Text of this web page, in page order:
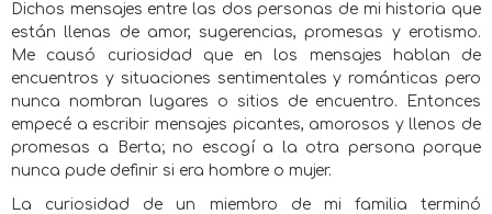
Dichos mensajes entre las dos personas de mi historia que
están llenas de amor, sugerencias, promesas y erotismo.
Me causó curiosidad que en los mensajes hablan de
encuentros y situaciones sentimentales y románticas pero
nunca nombran lugares o sitios de encuentro. Entonces
empecé a escribir mensajes picantes, amorosos y llenos de
promesas a Berta; no escogí a la otra persona porque
nunca pude definir si era hombre o mujer.
La curiosidad de un miembro de mi familia terminó